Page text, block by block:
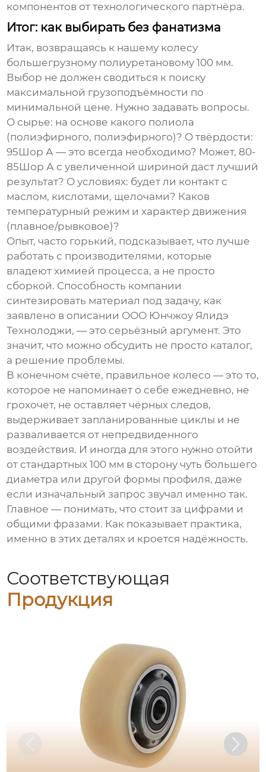
компонентов от технологического партнёра.
Итог: как выбирать без фанатизма
Итак, возвращаясь к нашему колесу
большегрузному полиуретановому 100 мм.
Выбор не должен сводиться к поиску
максимальной грузоподъёмности по
минимальной цене. Нужно задавать вопросы.
О сырье: на основе какого полиола
(полиэфирного, полиэфирного)? О твёрдости:
95Шор А — это всегда необходимо? Может, 80-
85Шор А с увеличенной шириной даст лучший
результат? О условиях: будет ли контакт с
маслом, кислотами, щелочами? Каков
температурный режим и характер движения
(плавное/рывковое)?
Опыт, часто горький, подсказывает, что лучше
работать с производителями, которые
владеют химией процесса, а не просто
сборкой. Способность компании
синтезировать материал под задачу, как
заявлено в описании ООО Юнчжоу Ялидэ
Технолоджи, — это серьёзный аргумент. Это
значит, что можно обсудить не просто каталог,
а решение проблемы.
В конечном счёте, правильное колесо — это то,
которое не напоминает о себе ежедневно, не
грохочет, не оставляет чёрных следов,
выдерживает запланированные циклы и не
разваливается от непредвиденного
воздействия. И иногда для этого нужно отойти
от стандартных 100 мм в сторону чуть большего
диаметра или другой формы профиля, даже
если изначальный запрос звучал именно так.
Главное — понимать, что стоит за цифрами и
общими фразами. Как показывает практика,
именно в этих деталях и кроется надёжность.
Соответствующая
Продукция